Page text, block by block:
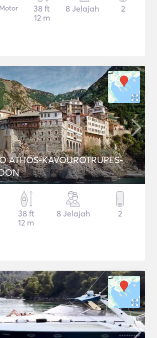
38 ft
12 m
8 Jelajah 2
ATHOS-KAVOUROTRUPES-
38 ft
12 m
8 Jelajah 2